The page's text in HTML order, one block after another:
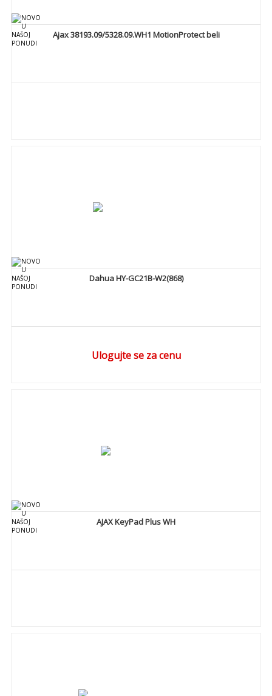
Ajax 38193.09/5328.09.WH1 MotionProtect beli
Dahua HY-GC21B-W2(868)
Ulogujte se za cenu
AJAX KeyPad Plus WH